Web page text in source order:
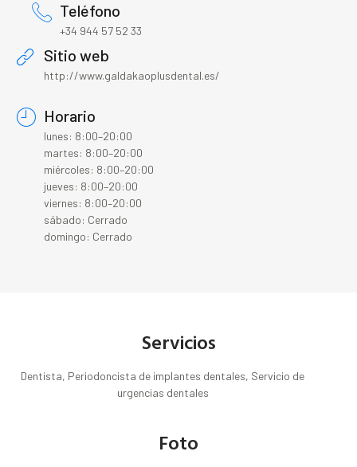
Teléfono
+34 944 57 52 33
Sitio web
http://www.galdakaoplusdental.es/
Horario
lunes: 8:00–20:00
martes: 8:00–20:00
miércoles: 8:00–20:00
jueves: 8:00–20:00
viernes: 8:00–20:00
sábado: Cerrado
domingo: Cerrado
Servicios
Dentista, Periodoncista de implantes dentales, Servicio de
urgencias dentales
Foto